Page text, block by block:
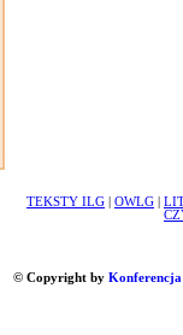
TEKSTY ILG OWLG
© Copyright by Konferencja